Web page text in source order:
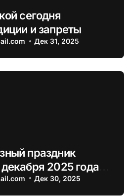
сегодня
и запреты
Дек 31, 2025
праздник
2025 года:
Дек 30, 2025